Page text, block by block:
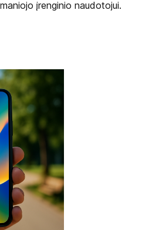
įrenginio naudotojui.